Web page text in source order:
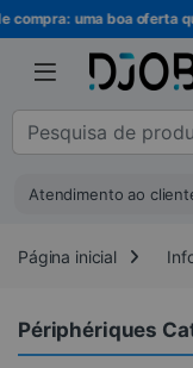
Ir para a navegação
Ir para o conteúdo
uma boa oferta
Pesquisar por :
Atendimento ao
Página inicial
Périphériques